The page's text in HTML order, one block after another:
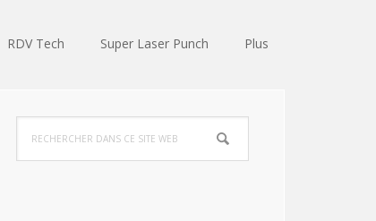
RDV Tech Super Laser Punch Plus
Barre
latérale
dans
ce